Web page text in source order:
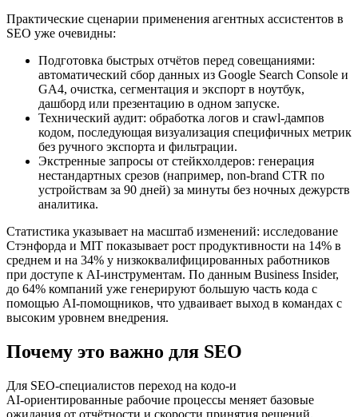
Практические сценарии применения агентных ассистентов в
SEO уже очевидны:
Подготовка быстрых отчётов перед совещаниями:
автоматический сбор данных из Google Search Console и
GA4, очистка, сегментация и экспорт в ноутбук,
дашборд или презентацию в одном запуске.
Технический аудит: обработка логов и crawl‑дампов
кодом, последующая визуализация специфичных метрик
без ручного экспорта и фильтрации.
Экстренные запросы от стейкхолдеров: генерация
нестандартных срезов (например, non‑brand CTR по
устройствам за 90 дней) за минуты без ночных дежурств
аналитика.
Статистика указывает на масштаб изменений: исследование
Стэнфорда и MIT показывает рост продуктивности на 14% в
среднем и на 34% у низкоквалифицированных работников
при доступе к AI-инструментам. По данным Business Insider,
до 64% компаний уже генерируют большую часть кода с
помощью AI-помощников, что удваивает выход в командах с
высоким уровнем внедрения.
Почему это важно для SEO
Для SEO‑специалистов переход на кодо‑и
AI‑ориентированные рабочие процессы меняет базовые
ожидания от отчётности и скорости принятия решений.